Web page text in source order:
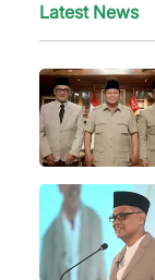
Latest News